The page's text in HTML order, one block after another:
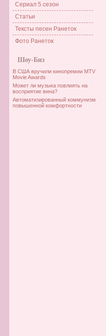
Сериал 5 сезон
Статьи
Тексты песен Ранеток
Фото Ранеток
Шоу-Биз
В США вручили кинопремии MTV
Movie Awards
Может ли музыка повлиять на
восприятие вина?
Автоматизированный коммунизм
повышенной комфортности